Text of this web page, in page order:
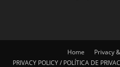
Home
Privacy
PRIVACY POLICY / POLÍTICA DE